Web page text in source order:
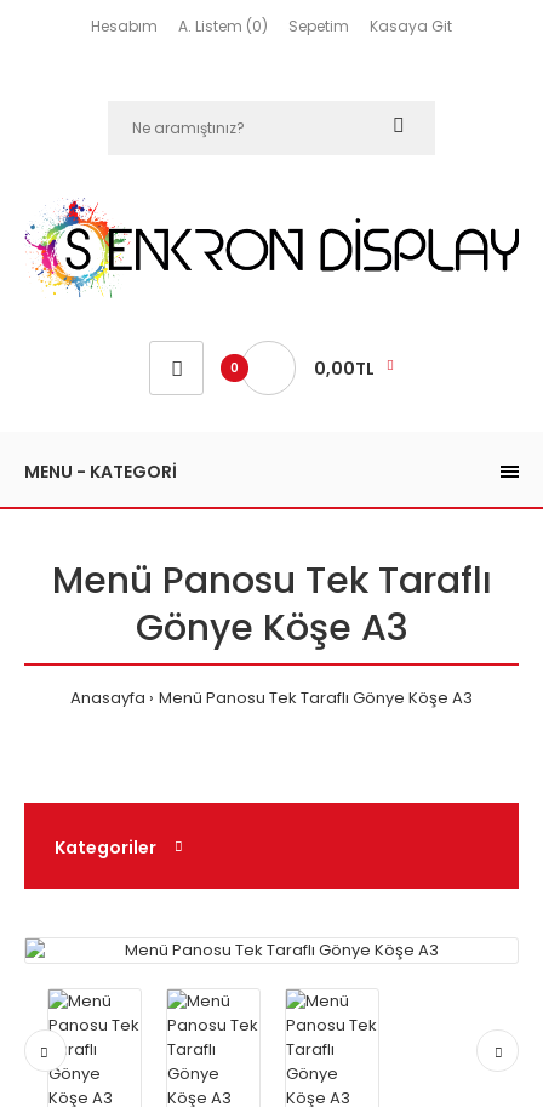
Hesabım A. Listem (0) Sepetim Kasaya Git
0 0,00TL
MENU - KATEGORİ
Menü Panosu Tek Taraflı
Gönye Köşe A3
Anasayfa Menü Panosu Tek Taraflı Gönye Köşe A3
Kategoriler